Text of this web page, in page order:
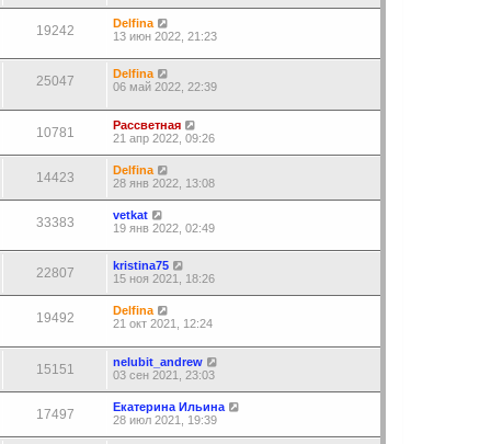
19242
Delfina
13 июн 2022, 21:23
25047
Delfina
06 май 2022, 22:39
10781
Рассветная
21 апр 2022, 09:26
14423
Delfina
28 янв 2022, 13:08
33383
vetkat
19 янв 2022, 02:49
22807
kristina75
15 ноя 2021, 18:26
19492
Delfina
21 окт 2021, 12:24
15151
nelubit_andrew
03 сен 2021, 23:03
17497
Екатерина Ильина
28 июл 2021, 19:39